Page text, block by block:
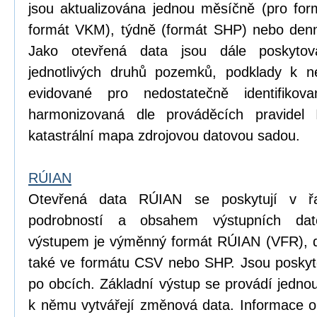
jsou aktualizována jednou měsíčně (pro
formát VKM), týdně (formát SHP) nebo
Jako otevřená data jsou dále
jednotlivých druhů pozemků, podklady k
evidované pro nedostatečně
harmonizovaná dle prováděcích
katastrální mapa zdrojovou datovou sadou.
RÚIAN
Otevřená data RÚIAN se poskytují v
podrobností a obsahem výstupních
výstupem je výměnný formát RÚIAN (VFR),
také ve formátu CSV nebo SHP. Jsou
po obcích. Základní výstup se provádí
k němu vytvářejí změnová data. Informace